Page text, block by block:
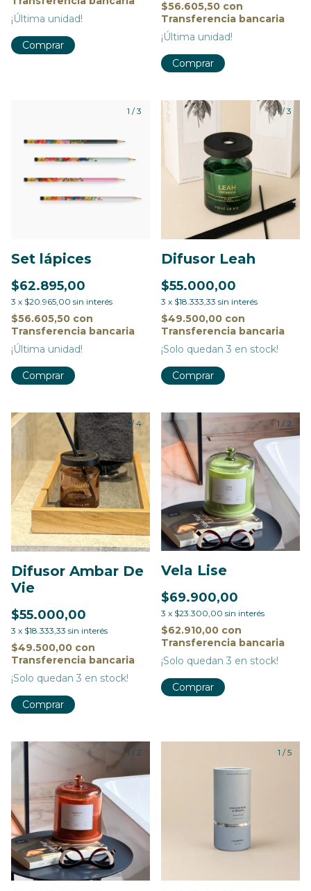
¡Última unidad!
Comprar
$56.605,50 con
Transferencia bancaria
¡Última unidad!
1 /3
Set lápices
$62.895,00
3 x $20.965,00 sin interés
$56.605,50 con
Transferencia bancaria
¡Última unidad!
1/3
Difusor Leah
$55.000,00
3 x $18.333,33 sin interés
$49.500,00 con
Transferencia bancaria
¡Solo quedan 3 en stock!
1/4
Difusor Ambar De
Vie
$55.000,00
3 x $18.333,33 sin interés
$49.500,00 con
Transferencia bancaria
¡Solo quedan 3 en stock!
1 / 2
Vela Lise
$69.900,00
3 x $23.300,00 sin interés
$62.910,00 con
Transferencia bancaria
¡Solo quedan 3 en stock!
1 / 2 1 /5